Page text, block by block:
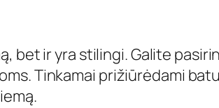
bet ir yra stilingi. Galite
Tinkamai prižiūrėdami